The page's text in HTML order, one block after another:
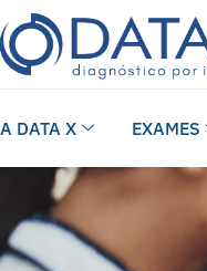
A DATA X EXAMES